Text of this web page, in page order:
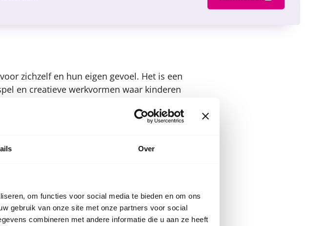
Over
om functies voor social media te bieden en om ons
gebruik van onze site met onze partners voor social
combineren met andere informatie die u aan ze heeft
Content
zichzelf en hun eigen gevoel. Het is een
en creatieve werkvormen waar kinderen
van zijn ouders? Denkt je kind soms dat
tips hoe hij met deze situatie om kan